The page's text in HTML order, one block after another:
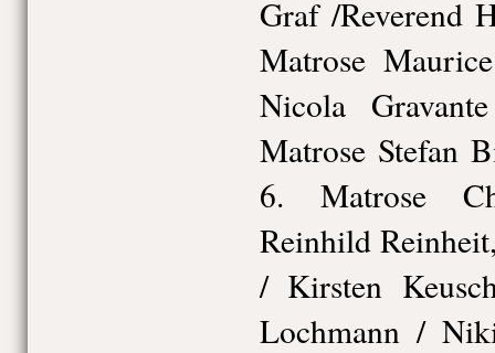
Graf /Reverend
Matrose
Nicola
Matrose Stefan
6. Matrose
Reinhild
/ Kirsten
Lochmann /